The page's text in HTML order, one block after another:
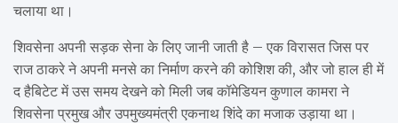
चलाया था।
शिवसेना अपनी सड़क सेना के लिए जानी जाती है – एक विरासत जिस पर
राज ठाकरे ने अपनी मनसे का निर्माण करने की कोशिश की, और जो हाल ही में
द हैबिटेट में उस समय देखने को मिली जब कॉमेडियन कुणाल कामरा ने
शिवसेना प्रमुख और उपमुख्यमंत्री एकनाथ शिंदे का मजाक उड़ाया था।